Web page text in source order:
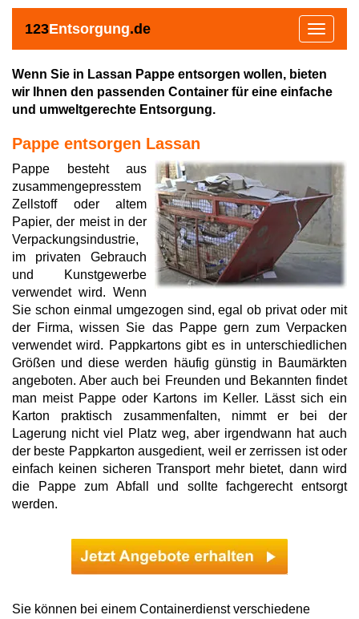
123Entsorgung.de
Toggle
Wenn Sie in Lassan Pappe entsorgen wollen, bieten
wir Ihnen den passenden Container für eine einfache
und umweltgerechte Entsorgung.
Pappe entsorgen Lassan
Pappe besteht aus
zusammengepresstem
Zellstoff oder altem
Papier, der meist in der
Verpackungsindustrie,
im privaten Gebrauch
und Kunstgewerbe
verwendet wird. Wenn
Sie schon einmal umgezogen sind, egal ob privat oder mit
der Firma, wissen Sie das Pappe gern zum Verpacken
verwendet wird. Pappkartons gibt es in unterschiedlichen
Größen und diese werden häufig günstig in Baumärkten
angeboten. Aber auch bei Freunden und Bekannten findet
man meist Pappe oder Kartons im Keller. Lässt sich ein
Karton praktisch zusammenfalten, nimmt er bei der
Lagerung nicht viel Platz weg, aber irgendwann hat auch
der beste Pappkarton ausgedient, weil er zerrissen ist oder
einfach keinen sicheren Transport mehr bietet, dann wird
die Pappe zum Abfall und sollte fachgerecht entsorgt
werden.
Sie können bei einem Containerdienst verschiedene